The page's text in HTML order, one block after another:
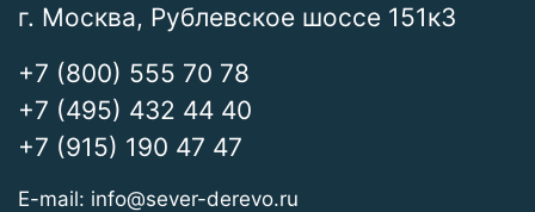
г. Москва, Рублевское шоссе 151к3
+7 (800) 555 70 78
+7 (495) 432 44 40
+7 (915) 190 47 47
E-mail: info@sever-derevo.ru